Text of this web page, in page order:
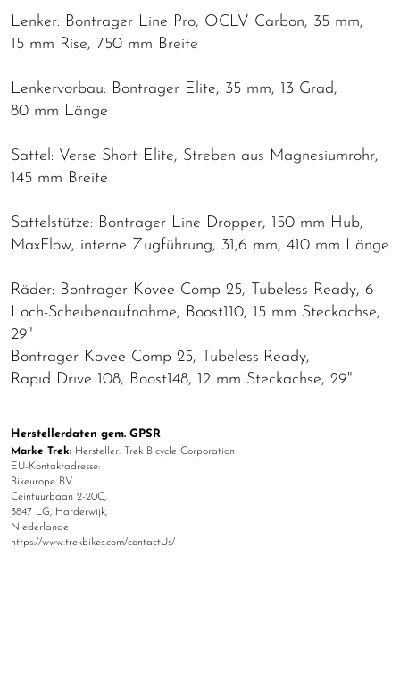
Lenker: Bontrager Line Pro, OCLV Carbon, 35 mm,
15 mm Rise, 750 mm Breite
Lenkervorbau: Bontrager Elite, 35 mm, 13 Grad,
80 mm Länge
Sattel: Verse Short Elite, Streben aus Magnesiumrohr,
145 mm Breite
Sattelstütze: Bontrager Line Dropper, 150 mm Hub,
MaxFlow, interne Zugführung, 31,6 mm, 410 mm Länge
Räder: Bontrager Kovee Comp 25, Tubeless Ready, 6-
Loch-Scheibenaufnahme, Boost110, 15 mm Steckachse,
29"
Bontrager Kovee Comp 25, Tubeless-Ready,
Rapid Drive 108, Boost148, 12 mm Steckachse, 29"
Herstellerdaten gem. GPSR
Marke Trek: Hersteller: Trek Bicycle Corporation
EU-Kontaktadresse:
Bikeurope BV
Ceintuurbaan 2-20C,
3847 LG, Harderwijk,
Niederlande
https://www.trekbikes.com/contactUs/